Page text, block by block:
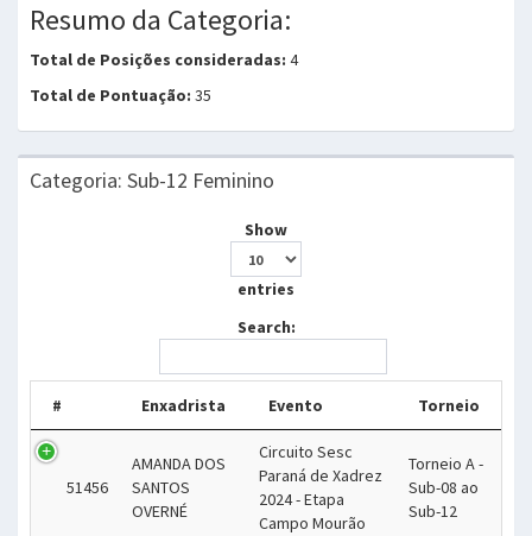
Resumo da Categoria:
Total de Posições consideradas: 4
Total de Pontuação: 35
Categoria: Sub-12 Feminino
Show
entries
Search:
# Enxadrista Evento Torneio
51456
AMANDA DOS
SANTOS
OVERNÉ
Circuito Sesc
Paraná de Xadrez
2024 - Etapa
Campo Mourão
Torneio A -
Sub-08 ao
Sub-12